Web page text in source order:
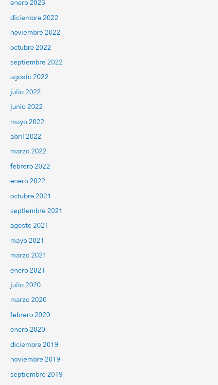
enero 2023
diciembre 2022
noviembre 2022
octubre 2022
septiembre 2022
agosto 2022
julio 2022
junio 2022
mayo 2022
abril 2022
marzo 2022
febrero 2022
enero 2022
octubre 2021
septiembre 2021
agosto 2021
mayo 2021
marzo 2021
enero 2021
julio 2020
marzo 2020
febrero 2020
enero 2020
diciembre 2019
noviembre 2019
septiembre 2019